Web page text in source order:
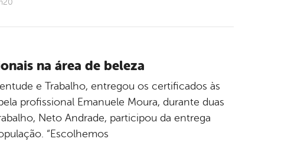
na área de beleza
e Trabalho, entregou os certificados às
profissional Emanuele Moura, durante duas
Neto Andrade, participou da entrega
“Escolhemos